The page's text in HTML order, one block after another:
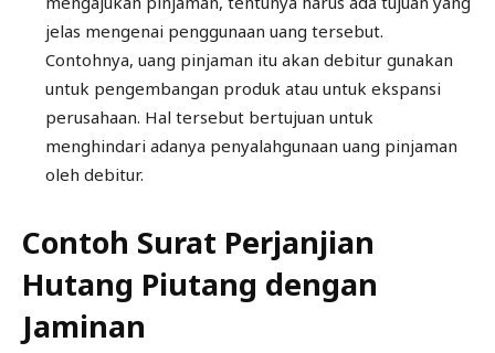
jelas mengenai penggunaan uang tersebut.
Contohnya, uang pinjaman itu akan debitur gunakan
untuk pengembangan produk atau untuk ekspansi
perusahaan. Hal tersebut bertujuan untuk
menghindari adanya penyalahgunaan uang pinjaman
oleh debitur.
Contoh Surat Perjanjian
Hutang Piutang dengan
Jaminan